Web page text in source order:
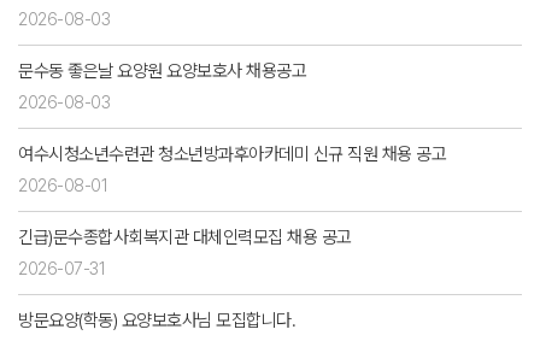
2026-08-03
문수동 좋은날 요양원 요양보호사 채용공고
2026-08-03
여수시청소년수련관 청소년방과후아카데미 신규 직원 채용 공고
2026-08-01
긴급)문수종합사회복지관 대체인력모집 채용 공고
2026-07-31
방문요양(학동) 요양보호사님 모집합니다.